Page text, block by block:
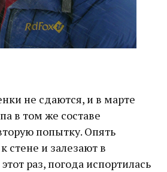
не сдаются, и в марте
в том же составе
попытку. Опять
стене и залезают в
раз, погода испортилась